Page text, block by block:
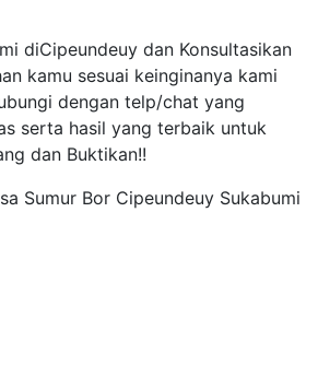
diCipeundeuy dan Konsultasikan
kamu sesuai keinginanya kami
dengan telp/chat yang
serta hasil yang terbaik untuk
dan Buktikan!!
Sumur Bor Cipeundeuy Sukabumi